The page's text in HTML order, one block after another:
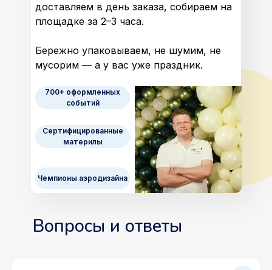
доставляем в день заказа, собираем на
площадке за 2–3 часа.
Бережно упаковываем, не шумим, не
мусорим — а у вас уже праздник.
Чемпионы аэродизайна
Сертифицированные
материлы
700+ оформленных
событий
Вопросы и ответы